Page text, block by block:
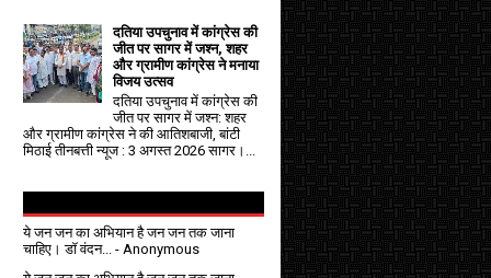
दतिया उपचुनाव में कांग्रेस की
जीत पर सागर में जश्न, शहर
और ग्रामीण कांग्रेस ने मनाया
विजय उत्सव
दतिया उपचुनाव में कांग्रेस की
जीत पर सागर में जश्न: शहर
और ग्रामीण कांग्रेस ने की आतिशबाजी, बांटी
मिठाई तीनबत्ती न्यूज : 3 अगस्त 2026 सागर।...
ये जन जन का अभियान है जन जन तक जाना
चाहिए। डॉ वंदन...
- Anonymous